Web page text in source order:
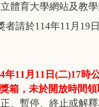
體育大學網站及教
者請於114年11月19
年11月11日(二)17時
箱，未於開放時間領
、暫停、終止或解